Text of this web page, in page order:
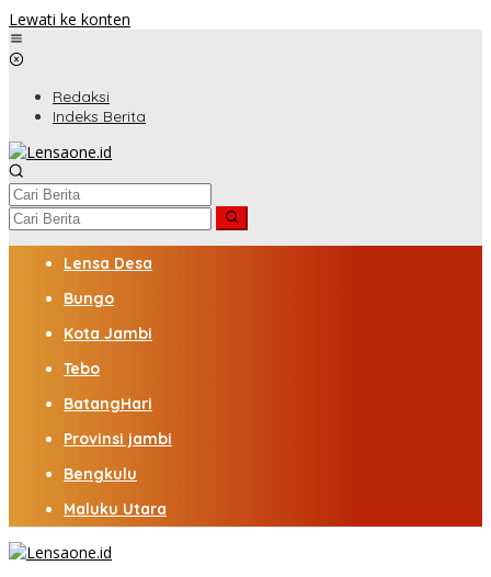
Lewati ke konten
Redaksi
Indeks Berita
Lensa Desa
Bungo
Kota Jambi
Tebo
BatangHari
Provinsi jambi
Bengkulu
Maluku Utara